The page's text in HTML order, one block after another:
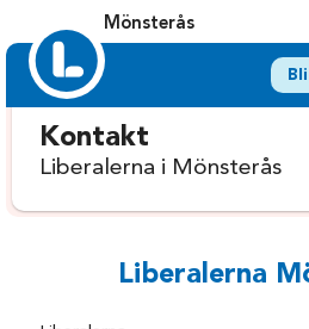
Mönsterås
Kontakt
Liberalerna i Mönsterås
Liberalerna